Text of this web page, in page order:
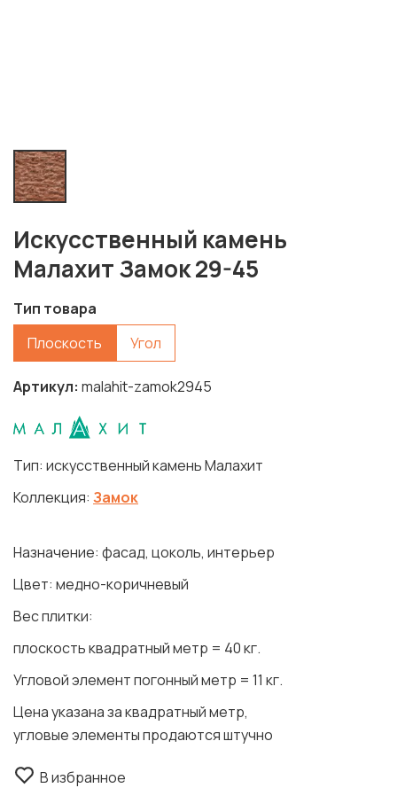
Искусственный камень
Малахит Замок 29-45
Тип товара
Плоскость
Угол
Артикул malahit-zamok2945
Тип: искусственный камень Малахит
Коллекция: Замок
Назначение: фасад, цоколь, интерьер
Цвет: медно-коричневый
Вес плитки:
плоскость квадратный метр = 40 кг.
Угловой элемент погонный метр = 11 кг.
Цена указана за квадратный метр,
угловые элементы продаются штучно
В избранное